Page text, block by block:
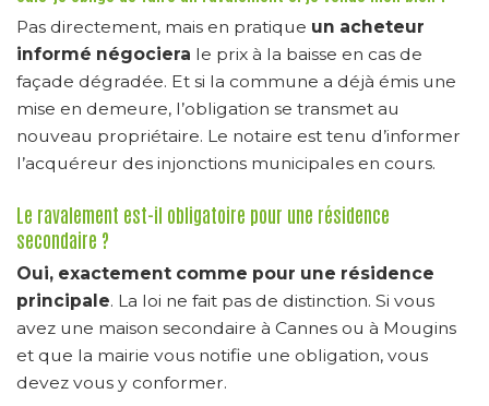
Pas directement, mais en pratique un acheteur
informé négociera le prix à la baisse en cas de
façade dégradée. Et si la commune a déjà émis une
mise en demeure, l’obligation se transmet au
nouveau propriétaire. Le notaire est tenu d’informer
l’acquéreur des injonctions municipales en cours.
Le ravalement est-il obligatoire pour une résidence
secondaire ?
Oui, exactement comme pour une résidence
principale. La loi ne fait pas de distinction. Si vous
avez une maison secondaire à Cannes ou à Mougins
et que la mairie vous notifie une obligation, vous
devez vous y conformer.